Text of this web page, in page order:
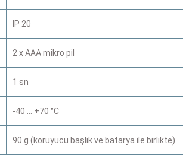
IP 20
2 x AAA mikro pil
1 sn
-40 … +70 °C
90 g (koruyucu başlık ve batarya ile birlikte)